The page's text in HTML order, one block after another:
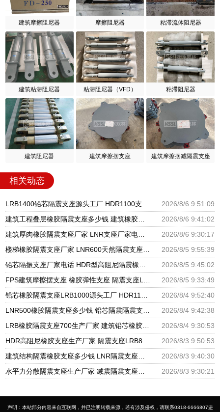
建筑摩擦阻尼器 摩擦阻尼器 粘滞流体阻尼器
建筑粘滞阻尼器 粘滞阻尼器（VFD） 粘滞阻尼器
建筑阻尼器 建筑摩擦摆支座 建筑摩擦摆减隔震支座
相关动态
2026/8/6 9:51:09
2026/8/6 9:41:02
2026/8/6 9:30:17
2026/8/5 9:55:39
2026/8/5 9:45:02
2026/8/5 9:33:49
2026/8/4 9:52:40
2026/8/4 9:42:38
2026/8/4 9:30:53
2026/8/3 9:50:53
2026/8/3 9:40:30
2026/8/3 9:30:21
声明：本站部分内容来自互联网，并已注明转载来源，若有涉及侵权，请联系0318-6666807进